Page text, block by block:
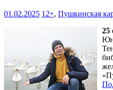
01.02.2025 12+, Пушкинская
25